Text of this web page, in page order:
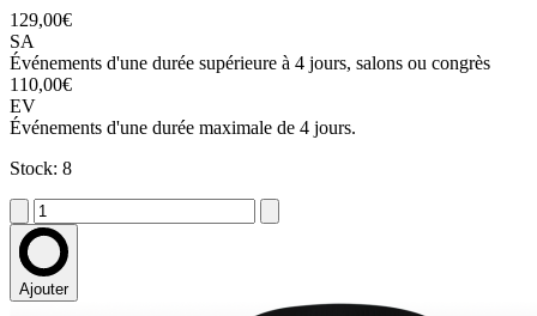
129,00€
SA
Événements d'une durée supérieure à 4 jours, salons ou congrès
110,00€
EV
Événements d'une durée maximale de 4 jours.
Stock: 8
Ajouter